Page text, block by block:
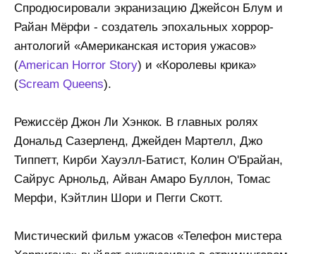
Спродюсировали экранизацию Джейсон Блум и
Райан Мёрфи - создатель эпохальных хоррор-
антологий «Американская история ужасов»
(American Horror Story) и «Королевы крика»
(Scream Queens).
Режиссёр Джон Ли Хэнкок. В главных ролях
Дональд Сазерленд, Джейден Мартелл, Джо
Типпетт, Кирби Хауэлл-Батист, Колин О'Брайан,
Сайрус Арнольд, Айван Амаро Буллон, Томас
Мерфи, Кэйтлин Шори и Пегги Скотт.
Мистический фильм ужасов «Телефон мистера